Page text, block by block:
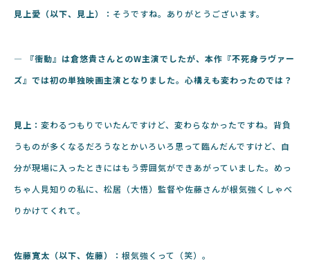
見上愛（以下、見上）： そうですね。ありがとうございます。
― 『衝動』は倉悠貴さんとのW主演でしたが、本作『不死身ラヴァー
ズ』では初の単独映画主演となりました。心構えも変わったのでは？
見上： 変わるつもりでいたんですけど、変わらなかったですね。背負
うものが多くなるだろうなとかいろいろ思って臨んだんですけど、自
分が現場に入ったときにはもう雰囲気ができあがっていました。めっ
ちゃ人見知りの私に、松居（大悟）監督や佐藤さんが根気強くしゃべ
りかけてくれて。
佐藤寛太（以下、佐藤）： 根気強くって（笑）。